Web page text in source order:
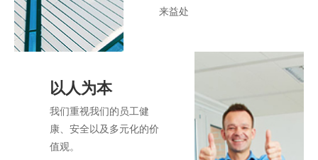
来益处
以人为本
我们重视我们的员工健
康、安全以及多元化的价
值观。